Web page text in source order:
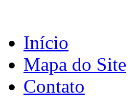
Início
Mapa do Site
Contato